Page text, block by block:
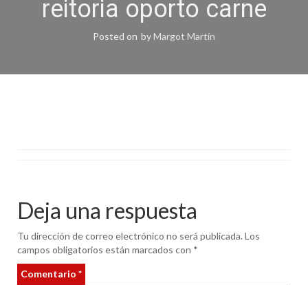
reitoria oporto carne
Posted on byMargot Martín
Deja una respuesta
Tu dirección de correo electrónico no será publicada.Los
campos obligatorios están marcados con *
Comentario *